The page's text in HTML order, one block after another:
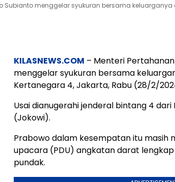
Subianto menggelar syukuran bersama
KILASNEWS.COM – Menteri
menggelar syukuran bersama
Kertanegara 4, Jakarta, Rabu (28/2/
Usai dianugerahi jenderal bintang 4 dari
(Jokowi).
Prabowo dalam kesempatan itu masih
upacara (PDU) angkatan darat
pundak.